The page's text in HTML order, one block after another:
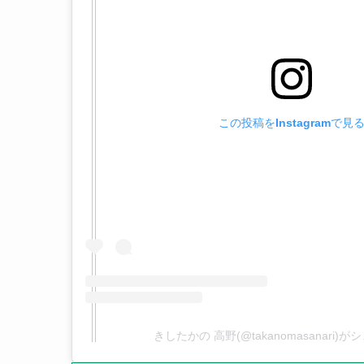
この投稿をInstagramで見る
きしたかの 高野(@takanomasanari)が